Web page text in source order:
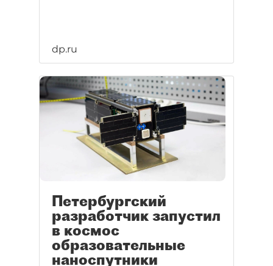
dp.ru
Петербургский
разработчик запустил
в космос
образовательные
наноспутники